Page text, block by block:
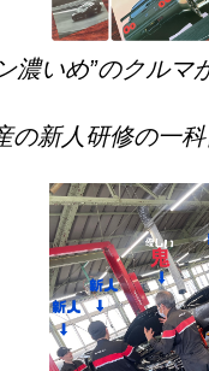
濃いめ”のクル
の新人研修の一科